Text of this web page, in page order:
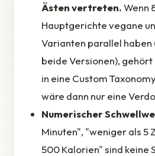
Ästen vertreten.Wenn
Hauptgerichte vegane
Varianten parallel
beide Versionen),
in eine Custom
wäre dann nur eine
Numerischer
Minuten", "weniger als 5
500 Kalorien" sind keine